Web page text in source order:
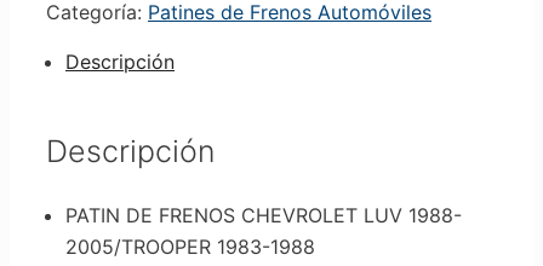
Categoría: Patines de Frenos Automóviles
Descripción
Descripción
PATIN DE FRENOS CHEVROLET LUV 1988-
2005/TROOPER 1983-1988